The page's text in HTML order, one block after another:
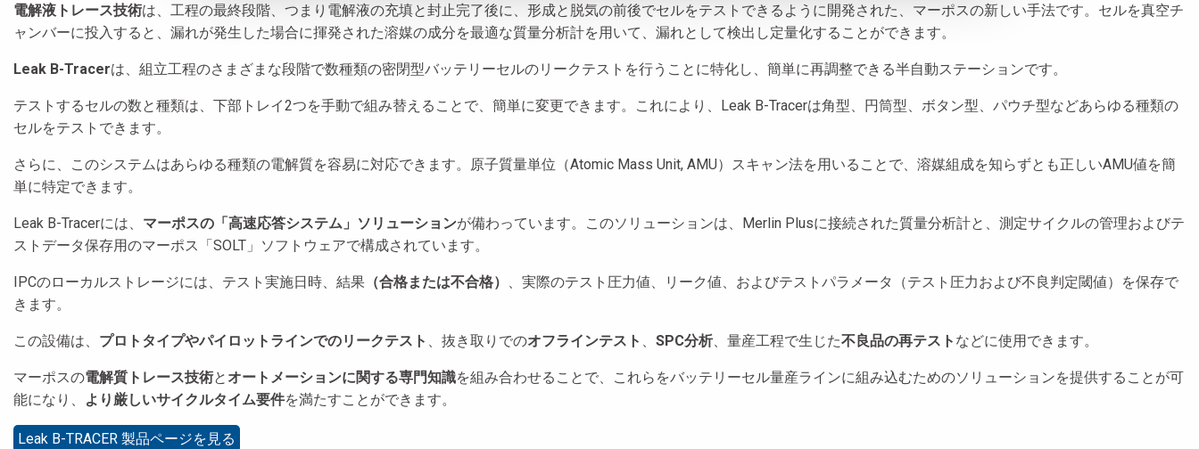
電解液トレース技術は、工程の最終段階、つまり電解液の充填と封止完了後に、形成と脱気の前後でセルをテストできるように開発された、マーポスの新しい手法です。セルを真空チ
ャンバーに投入すると、漏れが発生した場合に揮発された溶媒の成分を最適な質量分析計を用いて、漏れとして検出し定量化することができます。
Leak B-Tracerは、組立工程のさまざまな段階で数種類の密閉型バッテリーセルのリークテストを行うことに特化し、簡単に再調整できる半自動ステーションです。
テストするセルの数と種類は、下部トレイ2つを手動で組み替えることで、簡単に変更できます。これにより、Leak B-Tracerは角型、円筒型、ボタン型、パウチ型などあらゆる種類の
セルをテストできます。
さらに、このシステムはあらゆる種類の電解質を容易に対応できます。原子質量単位（Atomic Mass Unit, AMU）スキャン法を用いることで、溶媒組成を知らずとも正しいAMU値を簡
単に特定できます。
Leak B-Tracerには、 マーポスの「高速応答システム」ソリューションが備わっています。このソリューションは、Merlin Plusに接続された質量分析計と、測定サイクルの管理およびテ
ストデータ保存用のマーポス「SOLT」ソフトウェアで構成されています。
IPCのローカルストレージには、テスト実施日時、結果 （合格または不合格） 、実際のテスト圧力値、リーク値、およびテストパラメータ（テスト圧力および不良判定閾値）を保存で
きます。
この設備は、 プロトタイプやパイロットラインでのリークテスト 、抜き取りでのオフラインテスト 、 SPC分析、量産工程で生じた不良品の再テスト などに使用できます。
マーポスの電解質トレース技術と オートメーションに関する専門知識を組み合わせることで、これらをバッテリーセル量産ラインに組み込むためのソリューションを提供することが可
能になり、
より厳しいサイクルタイム要件を満たすことができます。
Leak B-TRACER 製品ページを見る